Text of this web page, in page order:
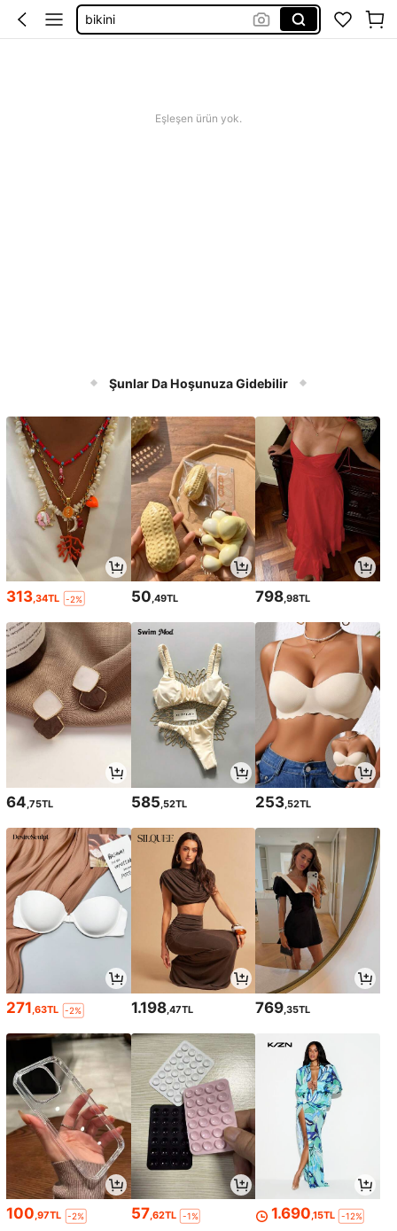
bikini
Eşleşen ürün yok.
Şunlar Da Hoşunuza Gidebilir
313 ,34TL -2% 50 ,49TL 798 ,98TL
64,75TL 585,52TL 253,52TL
271,63TL -2% 1.198,47TL 769,35TL
100,97TL -2% 57,62TL -1% 1.690,15TL -12%